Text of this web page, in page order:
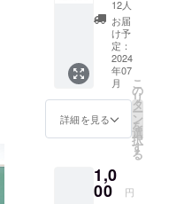
12人
お届
け予
定：
2024
年07
月
詳細を見る
こ
の
リ
タ
ー
ン
を
選
択
す
る
1,0
00 円